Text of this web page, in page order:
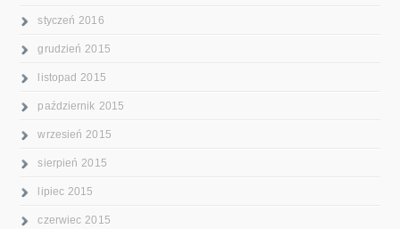
styczeń 2016
grudzień 2015
listopad 2015
październik 2015
wrzesień 2015
sierpień 2015
lipiec 2015
czerwiec 2015